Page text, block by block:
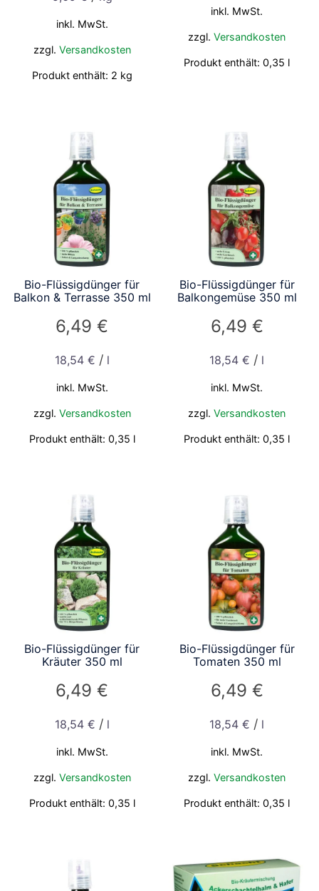
inkl. MwSt.
zzgl. Versandkosten
Produkt enthält: 2 kg
inkl. MwSt.
zzgl.Versandkosten
Produkt enthält: 0,35 l
Bio-Flüssigdünger für
Balkon & Terrasse 350 ml
6,49€
18,54 € / l
inkl. MwSt.
zzgl. Versandkosten
Produkt enthält: 0,35 l
Bio-Flüssigdünger für
Balkongemüse 350 ml
6,49 €
18,54€ / l
inkl. MwSt.
zzgl.Versandkosten
Produkt enthält: 0,35 l
Bio-Flüssigdünger für
Kräuter 350 ml
6,49€
18,54 € / l
inkl. MwSt.
zzgl. Versandkosten
Produkt enthält: 0,35 l
Bio-Flüssigdünger für
Tomaten 350 ml
6,49 €
18,54€ / l
inkl. MwSt.
zzgl.Versandkosten
Produkt enthält: 0,35 l